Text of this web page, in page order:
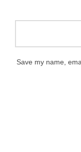
Save my name,